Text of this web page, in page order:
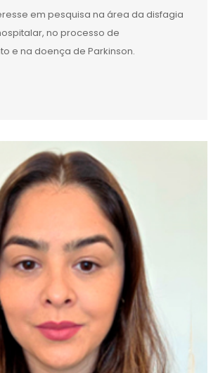
em pesquisa na área da disfagia
no processo de
e na doença de Parkinson.